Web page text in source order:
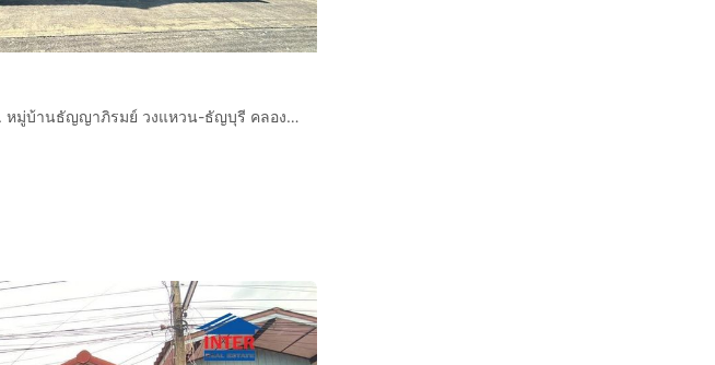
บ้านเดี่ยว 2 ชั้น 81.6 ตร.ว. หมู่บ้านธัญญาภิรมย์ วงแหวน-ธัญบุรี คลอง5 ถนนรังสิต-นครนายก ธัญบุรี ปทุมธานี